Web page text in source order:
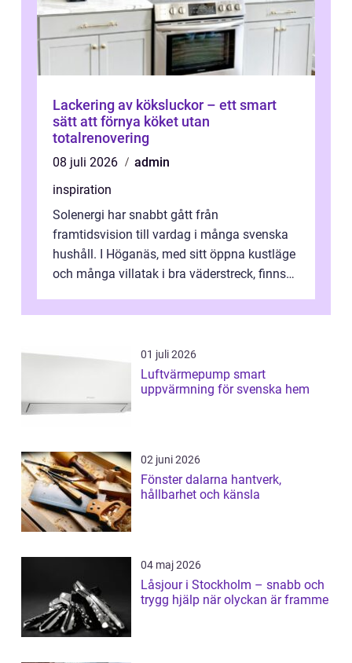
Lackering av köksluckor – ett smart
sätt att förnya köket utan
totalrenovering
08 juli 2026
admin
inspiration
Solenergi har snabbt gått från
framtidsvision till vardag i många svenska
hushåll. I Höganäs, med sitt öppna kustläge
och många villatak i bra väderstreck, finns
01 juli 2026
Luftvärmepump smart
uppvärmning för svenska hem
02 juni 2026
Fönster dalarna hantverk,
hållbarhet och känsla
04 maj 2026
Låsjour i Stockholm – snabb och
trygg hjälp när olyckan är framme